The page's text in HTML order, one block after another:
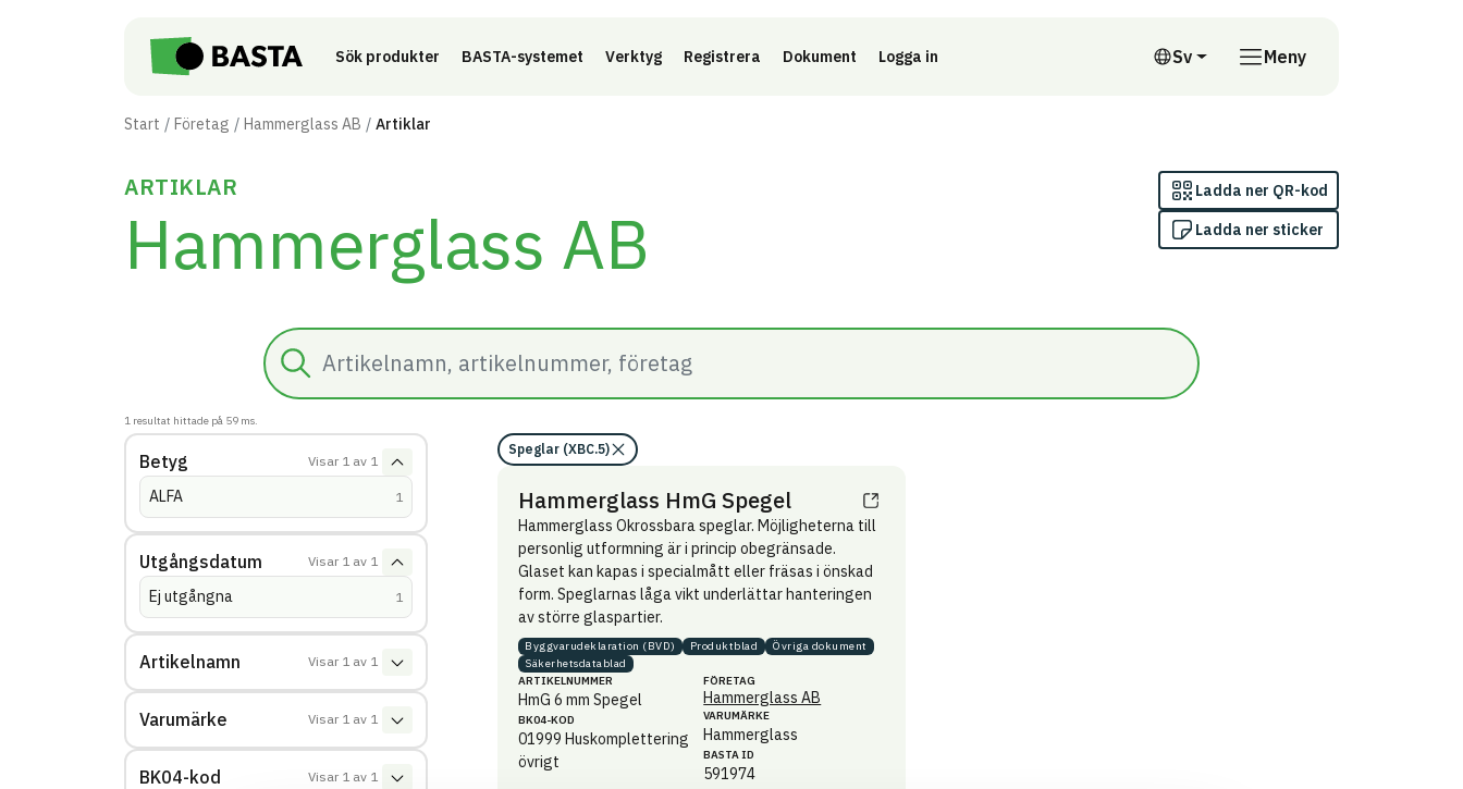
Sök produkter BASTA-systemet Verktyg Registrera Dokument Logga in Sv
Svenska
Meny
Start Företag Hammerglass AB Artiklar
ARTIKLAR
Hammerglass AB
Ladda ner QR-kod
Ladda ner sticker
Sök
1 resultat hittade på 59 ms.
Betyg Visar 1 av 1
ALFA (1
Utgångsdatum Visar 1 av 1
Ej utgångna (1
Artikelnamn Visar 1 av 1
Varumärke Visar 1 av 1
BK04-kod Visar 1 av 1
Speglar (XBC.5)
Hammerglass HmG Spegel
Hammerglass Okrossbara speglar. Möjligheterna till
personlig utformning är i princip obegränsade.
Glaset kan kapas i specialmått eller fräsas i önskad
form. Speglarnas låga vikt underlättar hanteringen
av större glaspartier.
Byggvaru­deklaration (BVD) Produktblad
Övriga dokument
Säkerhets­datablad
ARTIKEL­NUMMER
HmG 6 mm Spegel
BK04-KOD
01999 Huskomplettering
övrigt
FÖRETAG
Hammerglass AB
VARUMÄRKE
Hammerglass
BASTA ID
591974